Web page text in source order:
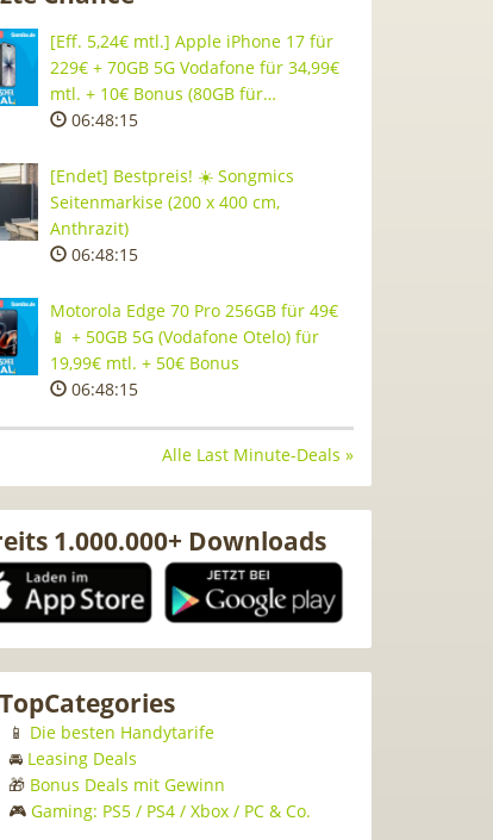
[Eff. 5,24€ mtl.] Apple iPhone 17 für
229€ + 70GB 5G Vodafone für 34,99€
mtl. + 10€ Bonus (80GB für…
06:48:14
[Endet] Bestpreis! ☀️ Songmics
Seitenmarkise (200 x 400 cm,
Anthrazit)
06:48:14
Motorola Edge 70 Pro 256GB für 49€
📱 + 50GB 5G (Vodafone Otelo) für
19,99€ mtl. + 50€ Bonus
06:48:14
Alle Last Minute-Deals »
1.000.000+ Downloads
📱 Die besten Handytarife
🚘 Leasing Deals
🎁 Bonus Deals mit Gewinn
🎮 Gaming: PS5 / PS4 / Xbox / PC & Co.